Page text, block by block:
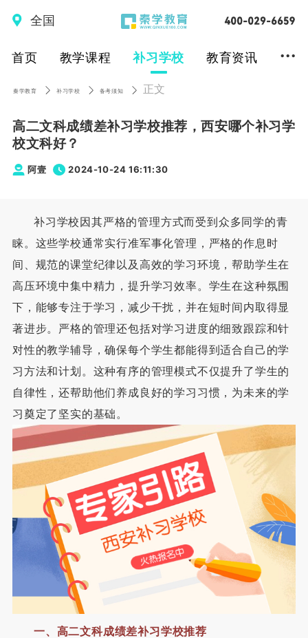
全国
首页 教学课程 补习学校 教育资讯 ...
秦学教育 补习学校 备考须知 正文
高二文科成绩差补习学校推荐，西安哪个补习学
校文科好？
阿壹 2024-10-24 16:11:30
补习学校因其严格的管理方式而受到众多同学的青
睐。这些学校通常实行准军事化管理，严格的作息时
间、规范的课堂纪律以及高效的学习环境，帮助学生在
高压环境中集中精力，提升学习效率。学生在这种氛围
下，能够专注于学习，减少干扰，并在短时间内取得显
著进步。严格的管理还包括对学习进度的细致跟踪和针
对性的教学辅导，确保每个学生都能得到适合自己的学
习方法和计划。这种有序的管理模式不仅提升了学生的
自律性，还帮助他们养成良好的学习习惯，为未来的学
习奠定了坚实的基础。
一、 高二文科成绩差补习学校推荐